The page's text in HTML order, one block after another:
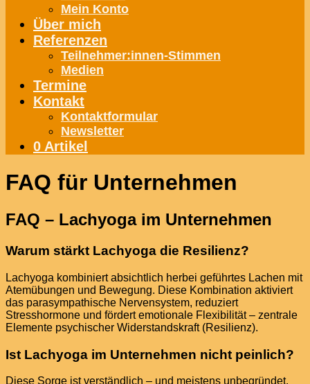
Mein Konto
Über mich
Referenzen
Teilnehmer:innen-Stimmen
Medien
Termine
Kontakt
Kontaktformular
Newsletter
0 Artikel
FAQ für Unternehmen
FAQ – Lachyoga im Unternehmen
Warum stärkt Lachyoga die Resilienz?
Lachyoga kombiniert absichtlich herbei geführtes Lachen mit
Atemübungen und Bewegung. Diese Kombination aktiviert
das parasympathische Nervensystem, reduziert
Stresshormone und fördert emotionale Flexibilität – zentrale
Elemente psychischer Widerstandskraft (Resilienz).
Ist Lachyoga im Unternehmen nicht peinlich?
Diese Sorge ist verständlich – und meistens unbegründet.